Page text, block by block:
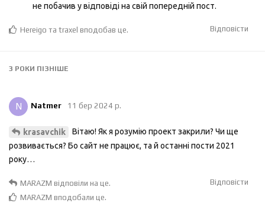
не побачив у відповіді на свій попередній пост.
Відповісти
Hereigo та traxel вподобав це.
3 РОКИ ПІЗНІШЕ
N Natmer 11 бер 2024 р.
krasavchik
Вітаю! Як я розумію проект закрили? Чи ще
розвивається? Бо сайт не працює, та й останні пости 2021
року…
Відповісти
MARAZM відповіли на це.
MARAZM вподобали це.